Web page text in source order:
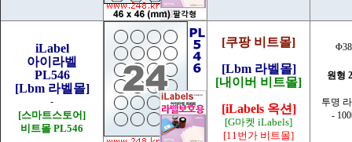
iLabel
아이라벨
PL546
[Lbm 라벨몰]
-
[스마트스토어]
비트몰 PL546
[쿠팡 비트몰]
[Lbm 라벨몰]
[내이버 비트몰]
[iLabels 옥션]
[G마켓 iLabels]
[11번가 비트몰]
원형
투명
-